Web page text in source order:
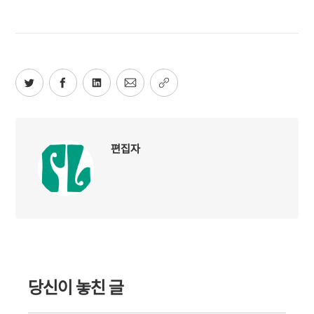
편집자
당신이 놓친 글